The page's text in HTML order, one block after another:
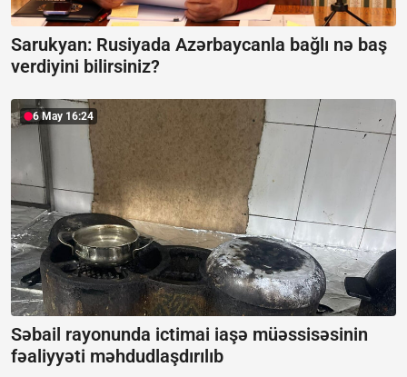
Sarukyan: Rusiyada Azərbaycanla bağlı nə baş
verdiyini bilirsiniz?
6 May 16:24
Səbail rayonunda ictimai iaşə müəssisəsinin
fəaliyyəti məhdudlaşdırılıb